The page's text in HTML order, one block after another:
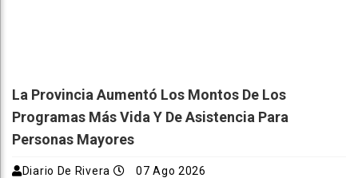
La Provincia Aumentó Los Montos De Los
Programas Más Vida Y De Asistencia Para
Personas Mayores
Diario De Rivera 07 Ago 2026